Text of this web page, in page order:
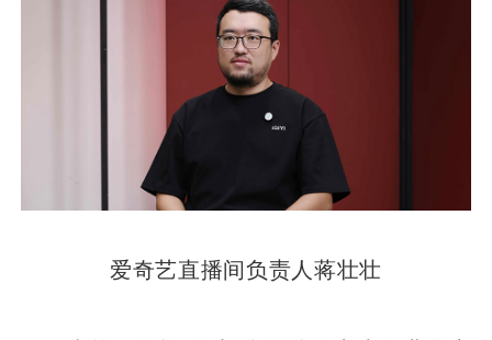
爱奇艺直播间负责人蒋壮壮